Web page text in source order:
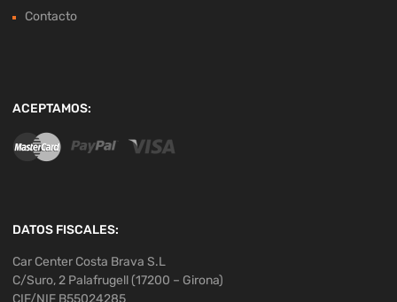
Contacto
ACEPTAMOS:
DATOS FISCALES:
Car Center Costa Brava S.L
C/Suro, 2 Palafrugell (17200 – Girona)